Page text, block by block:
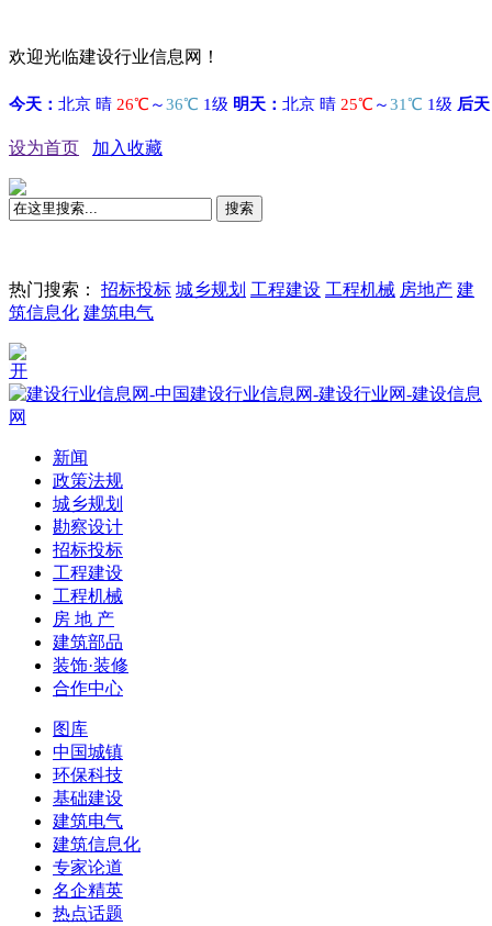
欢迎光临建设行业信息网！
设为首页 加入收藏
搜索
热门搜索： 招标投标 城乡规划 工程建设 工程机械 房地产 建
筑信息化 建筑电气
新闻
政策法规
城乡规划
勘察设计
招标投标
工程建设
工程机械
房 地 产
建筑部品
装饰·装修
合作中心
图库
中国城镇
环保科技
基础建设
建筑电气
建筑信息化
专家论道
名企精英
热点话题